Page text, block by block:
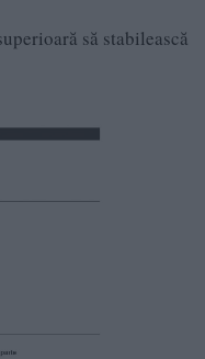
să stabilească